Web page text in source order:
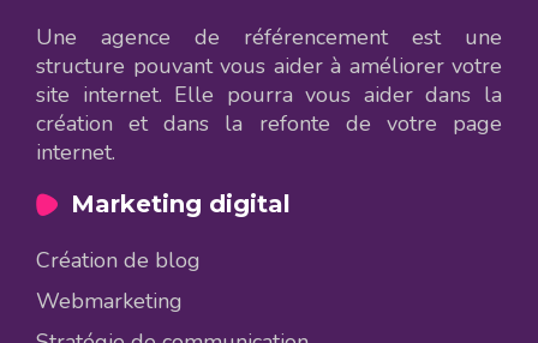
Une agence de référencement est une
structure pouvant vous aider à améliorer votre
site internet. Elle pourra vous aider dans la
création et dans la refonte de votre page
internet.
Marketing digital
Création de blog
Webmarketing